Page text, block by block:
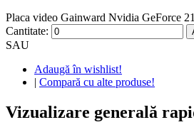
Placa video Gainward Nvidia GeForce
Cantitate:
SAU
Adaugă în wishlist!
| Compară cu alte produse!
Vizualizare generală